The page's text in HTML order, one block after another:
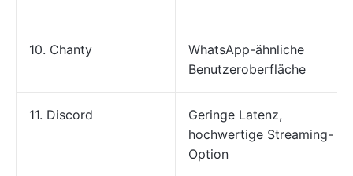
10. Chanty
WhatsApp-ähnliche
Benutzeroberfläche
11. Discord
Geringe Latenz,
hochwertige Streaming-
Option